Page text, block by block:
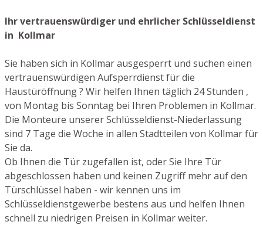
Ihr vertrauenswürdiger und ehrlicher Schlüsseldienst
in Kollmar
Sie haben sich in Kollmar ausgesperrt und suchen einen
vertrauenswürdigen Aufsperrdienst für die
Haustüröffnung ? Wir helfen Ihnen täglich 24 Stunden ,
von Montag bis Sonntag bei Ihren Problemen in Kollmar.
Die Monteure unserer Schlüsseldienst-Niederlassung
sind 7 Tage die Woche in allen Stadtteilen von Kollmar für
Sie da.
Ob Ihnen die Tür zugefallen ist, oder Sie Ihre Tür
abgeschlossen haben und keinen Zugriff mehr auf den
Türschlüssel haben - wir kennen uns im
Schlüsseldienstgewerbe bestens aus und helfen Ihnen
schnell zu niedrigen Preisen in Kollmar weiter.